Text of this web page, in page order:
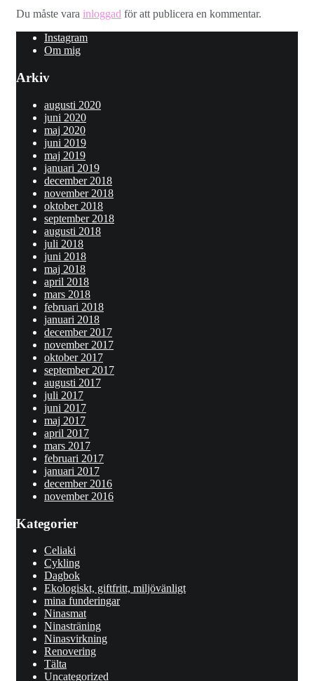
Du måste vara inloggad för att publicera en kommentar.
Instagram
Om mig
Arkiv
augusti 2020
juni 2020
maj 2020
juni 2019
maj 2019
januari 2019
december 2018
november 2018
oktober 2018
september 2018
augusti 2018
juli 2018
juni 2018
maj 2018
april 2018
mars 2018
februari 2018
januari 2018
december 2017
november 2017
oktober 2017
september 2017
augusti 2017
juli 2017
juni 2017
maj 2017
april 2017
mars 2017
februari 2017
januari 2017
december 2016
november 2016
Kategorier
Celiaki
Cykling
Dagbok
Ekologiskt, giftfritt, miljövänligt
mina funderingar
Ninasmat
Ninasträning
Ninasvirkning
Renovering
Tälta
Uncategorized